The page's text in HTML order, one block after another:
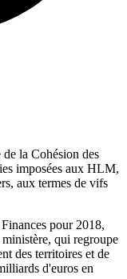
la Cohésion des
imposées aux HLM,
aux termes de vifs
pour 2018,
qui regroupe
des territoires et de
d'euros en